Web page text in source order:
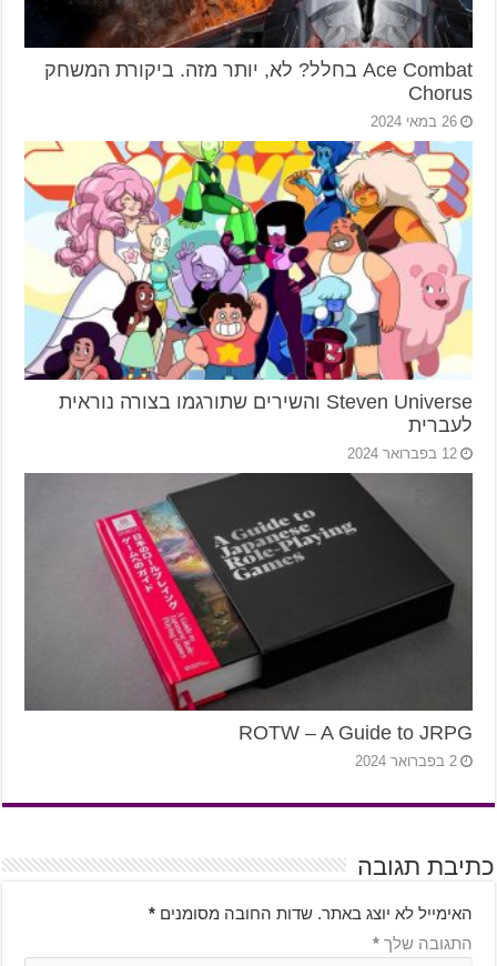
Ace Combat בחלל? לא, יותר מזה. ביקורת המשחק
Chorus
26 במאי 2024
Steven Universe והשירים שתורגמו בצורה נוראית
לעברית
12 בפברואר 2024
ROTW – A Guide to JRPG
2 בפברואר 2024
כתיבת תגובה
האימייל לא יוצג באתר. שדות החובה מסומנים *
התגובה שלך *